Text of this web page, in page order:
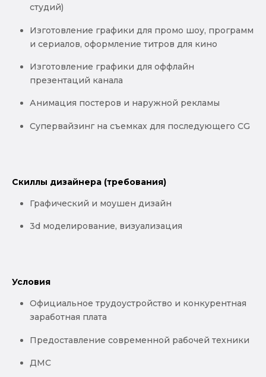
студий)
Изготовление графики для промо шоу, программ
и сериалов, оформление титров для кино
Изготовление графики для оффлайн
презентаций канала
Анимация постеров и наружной рекламы
Супервайзинг на съемках для последующего CG
Скиллы дизайнера (требования)
Графический и моушен дизайн
3d моделирование, визуализация
Условия
Официальное трудоустройство и конкурентная
заработная плата
Предоставление современной рабочей техники
ДМС